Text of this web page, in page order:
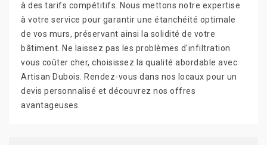
à des tarifs compétitifs. Nous mettons notre expertise
à votre service pour garantir une étanchéité optimale
de vos murs, préservant ainsi la solidité de votre
bâtiment. Ne laissez pas les problèmes d'infiltration
vous coûter cher, choisissez la qualité abordable avec
Artisan Dubois. Rendez-vous dans nos locaux pour un
devis personnalisé et découvrez nos offres
avantageuses.